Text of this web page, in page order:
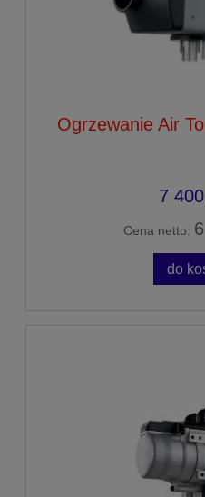
Ogrzewanie Air
7
Cena netto:
do